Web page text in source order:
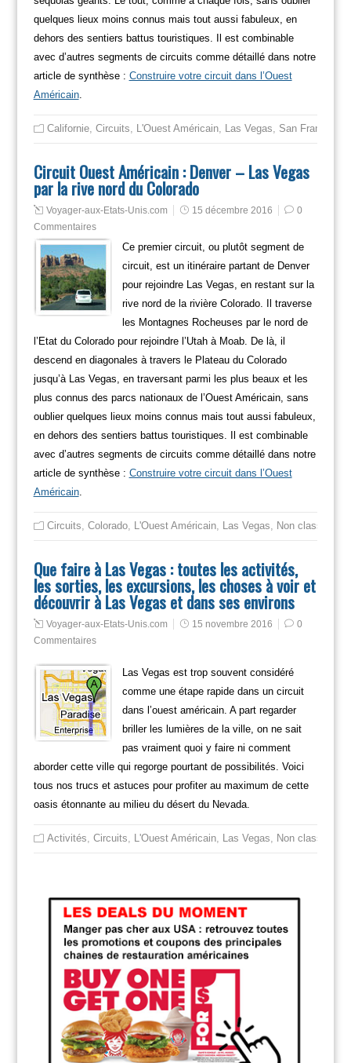
quelques lieux moins connus mais tout aussi fabuleux, en
dehors des sentiers battus touristiques. Il est combinable
avec d’autres segments de circuits comme détaillé dans notre
article de synthèse : Construire votre circuit dans l’Ouest
Américain.
Californie, Circuits L'Ouest Américain, Las Vegas San Francisco
Circuit Ouest Américain : Denver – Las Vegas
par la rive nord du Colorado
Voyager-aux-Etats-Unis.com 15 décembre 2016
0
Commentaires
Ce premier circuit, ou plutôt segment de
circuit, est un itinéraire partant de Denver
pour rejoindre Las Vegas, en restant sur la
rive nord de la rivière Colorado. Il traverse
les Montagnes Rocheuses par le nord de
l’Etat du Colorado pour rejoindre l’Utah à Moab. De là, il
descend en diagonales à travers le Plateau du Colorado
jusqu’à Las Vegas, en traversant parmi les plus beaux et les
plus connus des parcs nationaux de l’Ouest Américain, sans
oublier quelques lieux moins connus mais tout aussi fabuleux,
en dehors des sentiers battus touristiques. Il est combinable
avec d’autres segments de circuits comme détaillé dans notre
article de synthèse : Construire votre circuit dans l’Ouest
Américain.
Circuits Colorado, L'Ouest Américain, Las Vegas Non classé
Que faire à Las Vegas : toutes les activités,
les sorties, les excursions, les choses à voir et
découvrir à Las Vegas et dans ses environs
Voyager-aux-Etats-Unis.com 15 novembre 2016
0
Commentaires
Las Vegas est trop souvent considéré
comme une étape rapide dans un circuit
dans l’ouest américain. A part regarder
briller les lumières de la ville, on ne sait
pas vraiment quoi y faire ni comment
aborder cette ville qui regorge pourtant de possibilités. Voici
tous nos trucs et astuces pour profiter au maximum de cette
oasis étonnante au milieu du désert du Nevada.
Activités Circuits L'Ouest Américain, Las Vegas Non classé